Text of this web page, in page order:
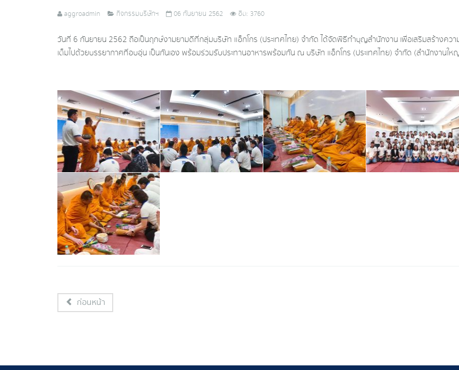
aggroadmin กิจกรรมบริษัทฯ 06 กันยายน 2562 ฮิต: 3760
วันที่ 6 กันยายน 2562 ถือเป็นฤกษ์งามยามดีที่กลุ่มบริษัท แอ็กโกร (ประเทศไทย) จำกัด ได้จัดพิธีทำบุญสำนักงาน เพื่อเสริมสร้างควา
เต็มไปด้วยบรรยากาศที่อบอุ่น เป็นกันเอง พร้อมร่วมรับประทานอาหารพร้อมกัน ณ บริษัท แอ็กโกร (ประเทศไทย) จำกัด (สำนักงานให
ก่อนหน้า